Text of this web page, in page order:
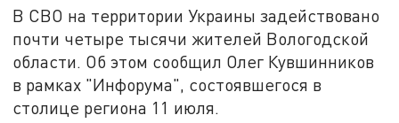
В СВО на территории Украины задействовано
почти четыре тысячи жителей Вологодской
области. Об этом сообщил Олег Кувшинников
в рамках "Инфорума", состоявшегося в
столице региона 11 июля.